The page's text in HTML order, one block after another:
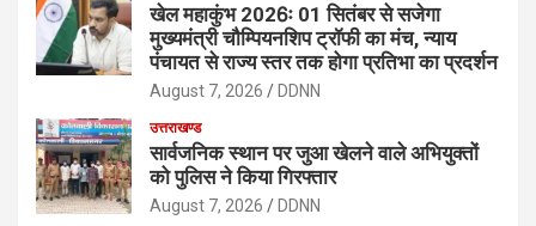
खेल महाकुंभ 2026ः 01 सितंबर से सजेगा
मुख्यमंत्री चौम्पियनशिप ट्रॉफी का मंच, न्याय
पंचायत से राज्य स्तर तक होगा प्रतिभा का प्रदर्शन
August 7, 2026 DDNN
उत्तराखण्ड
सार्वजनिक स्थान पर जुआ खेलने वाले अभियुक्तों
को पुलिस ने किया गिरफ्तार
August 7, 2026 DDNN